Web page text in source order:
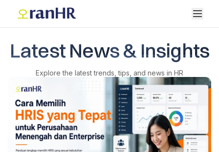
Latest News & Insights
Explore the latest trends, tips, and news in HR